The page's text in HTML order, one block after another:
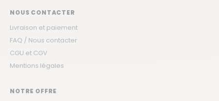
NOUS CONTACTER
Livraison et paiement
FAQ / Nous contacter
CGU et CGV
Mentions légales
NOTRE OFFRE